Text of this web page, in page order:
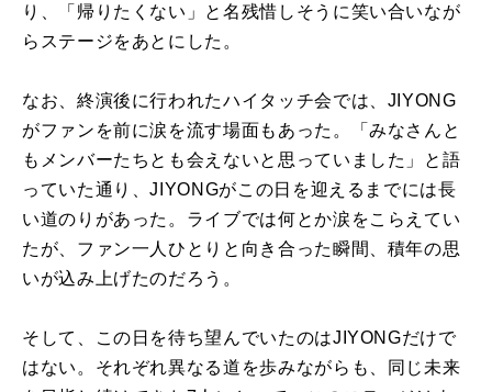
り、「帰りたくない」と名残惜しそうに笑い合いなが
らステージをあとにした。
なお、終演後に行われたハイタッチ会では、JIYONG
がファンを前に涙を流す場面もあった。「みなさんと
もメンバーたちとも会えないと思っていました」と語
っていた通り、JIYONGがこの日を迎えるまでには長
い道のりがあった。ライブでは何とか涙をこらえてい
たが、ファン一人ひとりと向き合った瞬間、積年の思
いが込み上げたのだろう。
そして、この日を待ち望んでいたのはJIYONGだけで
はない。それぞれ異なる道を歩みながらも、同じ未来